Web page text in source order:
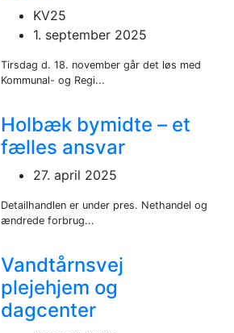
KV25
1. september 2025
Tirsdag d. 18. november går det løs med
Kommunal- og Regi...
Holbæk bymidte – et
fælles ansvar
27. april 2025
Detailhandlen er under pres. Nethandel og
ændrede forbrug...
Vandtårnsvej
plejehjem og
dagcenter